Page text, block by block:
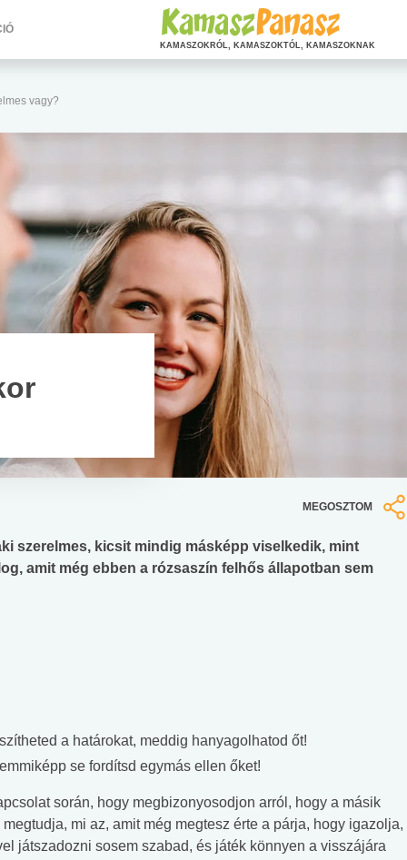
vagy?
MEGOSZTOM
szerelmes, kicsit mindig másképp viselkedik, mint
amit még ebben a rózsaszín felhős állapotban sem
a határokat, meddig hanyagolhatod őt!
se fordítsd egymás ellen őket!
során, hogy megbizonyosodjon arról, hogy a másik
mi az, amit még megtesz érte a párja, hogy igazolja,
játszadozni sosem szabad, és játék könnyen a visszájára
KAMASZOKRÓL, KAMASZOKTÓL, KAMASZOKNAK